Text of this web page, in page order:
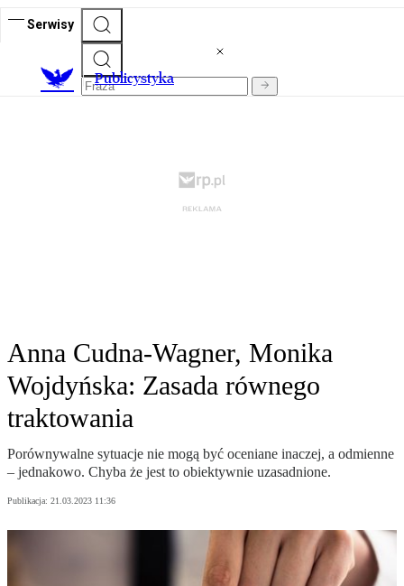
Serwisy
Publicystyka
Anna Cudna-Wagner, Monika
Wojdyńska: Zasada równego
traktowania
Porównywalne sytuacje nie mogą być oceniane inaczej, a odmienne
– jednakowo. Chyba że jest to obiektywnie uzasadnione.
Publikacja: 21.03.2023 11:36